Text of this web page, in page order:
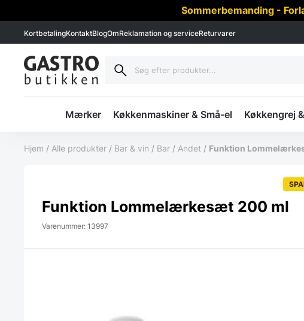
Sommerbemanding -
KortbetalingKontaktBlogOmReklamation og serviceReturvarer
Mærker Køkkenmaskiner & Små-el Køkkengrej
Hjem / Alle produkter / Bar & vin / Bar / Andet / Funktion
Funktion Lommelærkesæt 200 ml
Varenummer: 13997